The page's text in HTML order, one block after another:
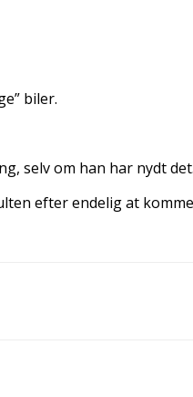
biler.
selv om han har nydt
efter endelig at